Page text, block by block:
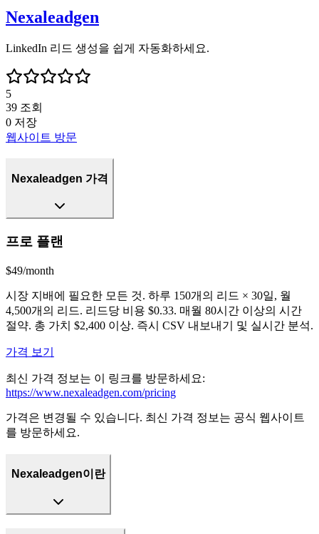
Nexaleadgen
LinkedIn 리드 생성을 쉽게 자동화하세요.
5
39 조회
0 저장
웹사이트 방문
Nexaleadgen 가격
프로 플랜
$49/month
시장 지배에 필요한 모든 것. 하루 150개의 리드 × 30일, 월
4,500개의 리드. 리드당 비용 $0.33. 매월 80시간 이상의 시간
절약. 총 가치 $2,400 이상. 즉시 CSV 내보내기 및 실시간 분석.
가격 보기
최신 가격 정보는 이 링크를 방문하세요:
https://www.nexaleadgen.com/pricing
가격은 변경될 수 있습니다. 최신 가격 정보는 공식 웹사이트
를 방문하세요.
Nexaleadgen이란